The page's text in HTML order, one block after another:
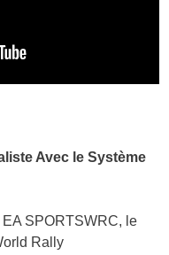
Avec le Système
SPORTSWRC, le
Rally